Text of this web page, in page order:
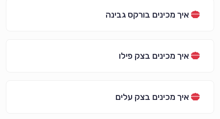
איך מכינים בורקס גבינה
איך מכינים בצק פילו
איך מכינים בצק עלים